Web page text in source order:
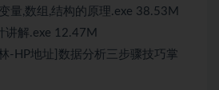
量,数组,结构的原理.exe 38.53M
解.exe 12.47M
-HP地址]数据分析三步骤技巧掌